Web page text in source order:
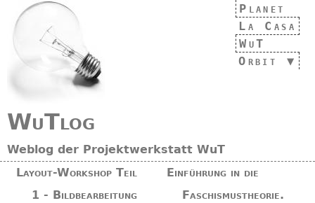
Planet
La Casa
WuT
Orbit
WuTlog
Weblog der Projektwerkstatt WuT
Layout-Workshop Teil
1 - Bildbearbeitung
Einführung in die
Faschismustheorie.